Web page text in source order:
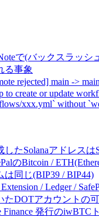
で(バックスラッシ
る事象
rejected] main ->
to create or update
xxx.yml` without
したSolanaアドレス
のBitcoin /
は同じ(BIP39 / BIP44)
/ Ledger /
たDOTアカウントの
Finance 発行のiwBTC